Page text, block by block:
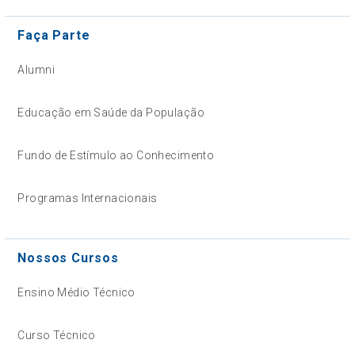
Faça Parte
Alumni
Educação em Saúde da População
Fundo de Estímulo ao Conhecimento
Programas Internacionais
Nossos Cursos
Ensino Médio Técnico
Curso Técnico